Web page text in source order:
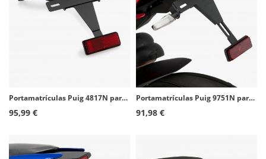
Portamatrículas Puig 4817N para Suzuki GSX-R1300 Hayabusa (08-12)
95,99 €
Portamatrículas Puig 9751N para varios modelos de Ducati
91,98 €